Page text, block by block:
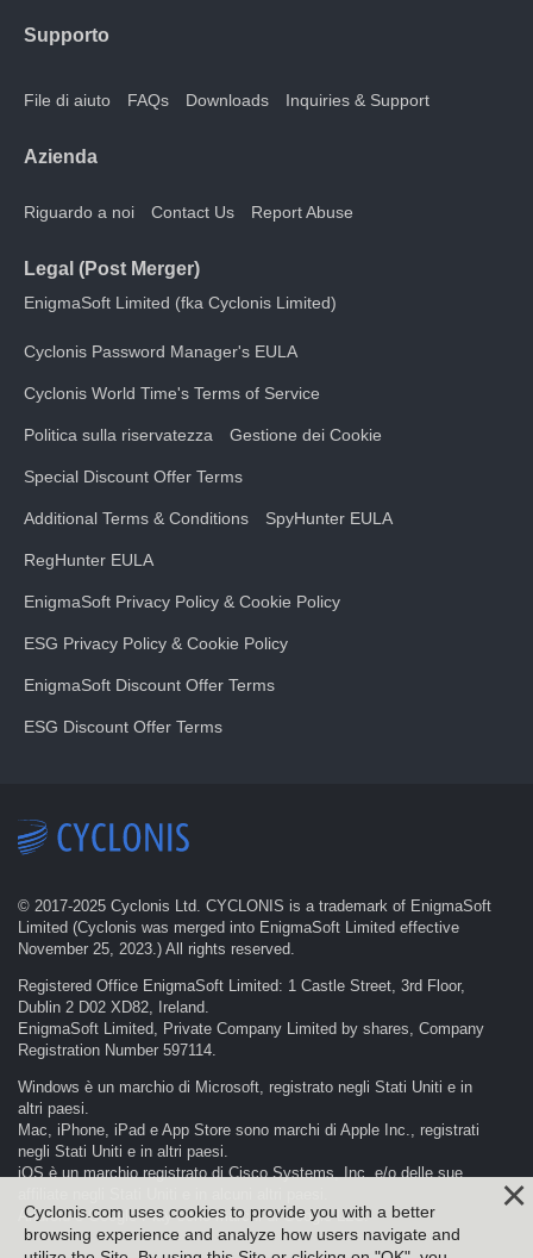
Supporto
File di aiuto FAQs Downloads Inquiries & Support
Azienda
Riguardo a noi Contact Us Report Abuse
Legal (Post Merger)
EnigmaSoft Limited (fka Cyclonis Limited)
Cyclonis Password Manager's EULA
Cyclonis World Time's Terms of Service
Politica sulla riservatezza Gestione dei Cookie
Special Discount Offer Terms
Additional Terms & Conditions SpyHunter EULA
RegHunter EULA
EnigmaSoft Privacy Policy & Cookie Policy
ESG Privacy Policy & Cookie Policy
EnigmaSoft Discount Offer Terms
ESG Discount Offer Terms
© 2017-2025 Cyclonis Ltd. CYCLONIS is a trademark of EnigmaSoft
Limited (Cyclonis was merged into EnigmaSoft Limited effective
November 25, 2023.) All rights reserved.
Registered Office EnigmaSoft Limited: 1 Castle Street, 3rd Floor,
Dublin 2 D02 XD82, Ireland.
EnigmaSoft Limited, Private Company Limited by shares, Company
Registration Number 597114.
Windows è un marchio di Microsoft, registrato negli Stati Uniti e in
altri paesi.
Mac, iPhone, iPad e App Store sono marchi di Apple Inc., registrati
negli Stati Uniti e in altri paesi.
iOS è un marchio registrato di Cisco Systems, Inc. e/o delle sue
Android e Google Play sono marchi di Google LLC.
Cyclonis.com uses cookies to provide you with a better
browsing experience and analyze how users navigate and